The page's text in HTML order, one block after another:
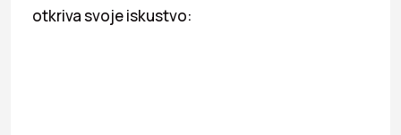
otkriva svoje iskustvo: